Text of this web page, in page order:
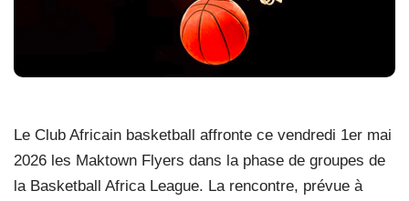
Le Club Africain basketball affronte ce vendredi 1er mai
2026 les Maktown Flyers dans la phase de groupes de
la Basketball Africa League. La rencontre, prévue à